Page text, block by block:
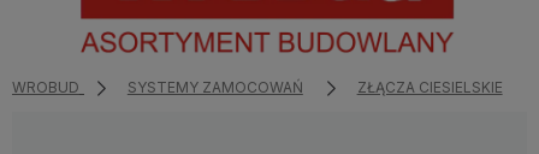
WROBUD SYSTEMY ZAMOCOWAŃ ZŁĄCZA CIESIELSKIE